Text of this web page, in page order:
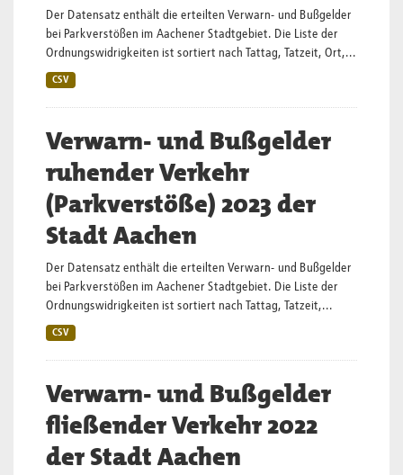
Der Datensatz enthält die erteilten Verwarn- und Bußgelder
bei Parkverstößen im Aachener Stadtgebiet. Die Liste der
Ordnungswidrigkeiten ist sortiert nach Tattag, Tatzeit, Ort,...
CSV
Verwarn- und Bußgelder
ruhender Verkehr
(Parkverstöße) 2023 der
Stadt Aachen
Der Datensatz enthält die erteilten Verwarn- und Bußgelder
bei Parkverstößen im Aachener Stadtgebiet. Die Liste der
Ordnungswidrigkeiten ist sortiert nach Tattag, Tatzeit,...
CSV
Verwarn- und Bußgelder
fließender Verkehr 2022
der Stadt Aachen